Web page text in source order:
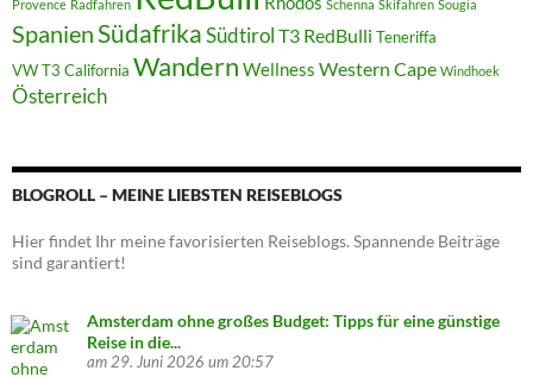
Provence Radfahren Schenna Skifahren Sougia
SpanienSüdafrikaSüdtirol T3 RedBulli Teneriffa
VW T3 California Wandern Wellness Western Cape Windhoek
Österreich
BLOGROLL – MEINE LIEBSTEN REISEBLOGS
Hier findet Ihr meine favorisierten Reiseblogs. Spannende Beiträge
sind garantiert!
Amsterdam ohne großes Budget: Tipps für eine günstige
Reise in die...
am 29. Juni 2026 um 20:57